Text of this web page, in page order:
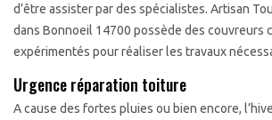
d’être assister par des spécialistes. Artisan
dans Bonnoeil 14700 possède des couvreurs
expérimentés pour réaliser les travaux
Urgence réparation toiture
A cause des fortes pluies ou bien encore,